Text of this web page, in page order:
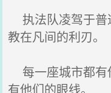
执法队凌驾于普
教在凡间的利刃。
每一座城市都有
有他们的眼线。